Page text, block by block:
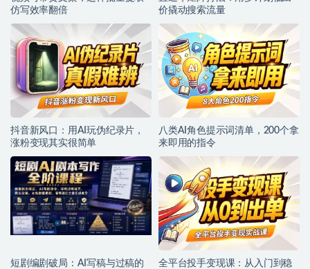
仿写效率翻倍
价撬动搜索流量
抖音新风口：用AI玩伪纪录片，
涨粉变现其实很简单
八类AI角色提示词清单，200个拿
来即用的指令
短剧编剧破局：AI写稿与过稿的
全平台投手变现课：从入门到稳